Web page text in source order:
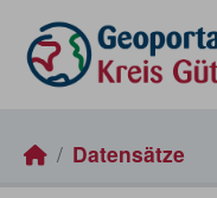
Datensätze